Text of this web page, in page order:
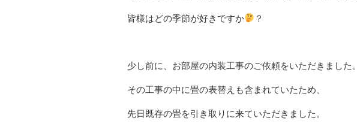
皆様はどの季節が好きですか ？
少し前に、お部屋の内装工事のご依頼をいただきました。
その工事の中に畳の表替えも含まれていたため、
先日既存の畳を引き取りに来ていただきました。